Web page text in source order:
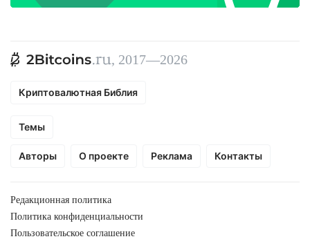
, 2017—2026
Криптовалютная Библия
Темы
Авторы О проекте Реклама Контакты
Редакционная политика
Политика конфиденциальности
Пользовательское соглашение